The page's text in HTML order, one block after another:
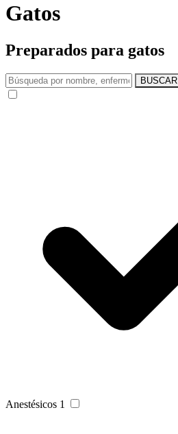
Gatos
Preparados para gatos
BUSCAR
Anestésicos 1